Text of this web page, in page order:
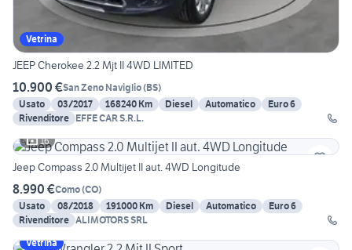
Vetrina
JEEP Cherokee 2.2 Mjt II 4WD LIMITED
10.900 €San Zeno Naviglio(BS)
Usato
03/2017 168240 Km Diesel Automatico
Euro 6
Rivenditore EFFE CAR S.R.L.
16
Jeep Compass 2.0 Multijet II aut. 4WD Longitude
8.990 €Como(CO)
Usato
08/2018 191000 Km Diesel Automatico
Euro 6
Rivenditore ALIMOTORS SRL
Vetrina